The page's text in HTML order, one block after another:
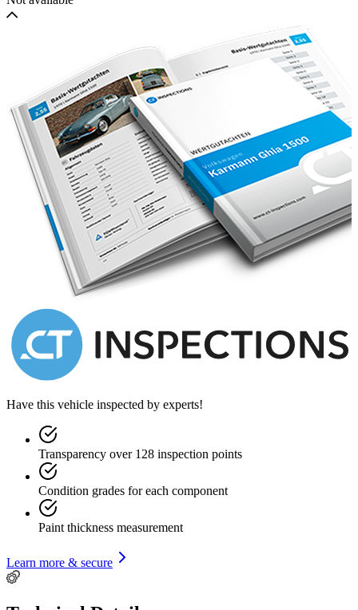
Have this vehicle inspected by experts!
Transparency over 128 inspection points
Condition grades for each component
Paint thickness measurement
Learn more & secure